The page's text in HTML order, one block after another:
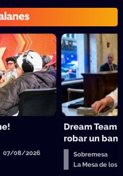
07/08/2026
Dream Team
robar un
Sobremesa
La Mesa de